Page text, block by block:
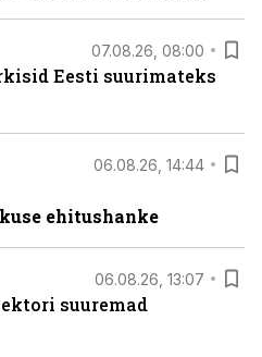
07.08.26, 08:00
Eesti suurimateks
06.08.26, 14:44
ehitushanke
06.08.26, 13:07
suuremad